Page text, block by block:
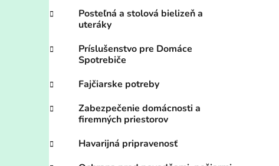
Posteľná a stolová bielizeň a
uteráky
Príslušenstvo pre Domáce
Spotrebiče
Fajčiarske potreby
Zabezpečenie domácnosti a
firemných priestorov
Havarijná pripravenosť